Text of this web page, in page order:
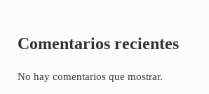
Comentarios recientes
No hay comentarios que mostrar.